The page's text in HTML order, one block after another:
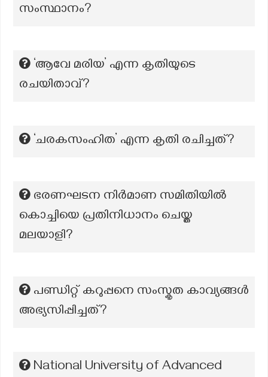
സംസ്ഥാനം?
‘ആവേ മരിയ’ എന്ന കൃതിയുടെ
രചയിതാവ്?
‘ചരകസംഹിത’ എന്ന കൃതി രചിച്ചത്?
ഭരണഘടന നിർമാണ സമിതിയിൽ
കൊച്ചിയെ പ്രതിനിധാനം ചെയ്ത
മലയാളി?
പണ്ഡിറ്റ് കറുപ്പനെ സംസ്കൃത കാവ്യങ്ങൾ
അഭ്യസിപ്പിച്ചത്?
National University of Advanced